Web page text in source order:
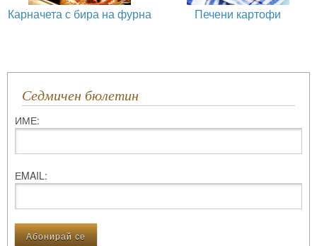
Карначета с бира на фурна Печени картофи
Седмичен бюлетин
ИМЕ:
ЕMAIL: